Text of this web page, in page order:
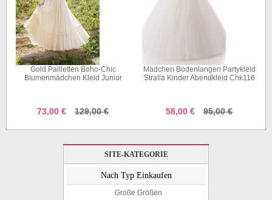
Gold Pailletten Boho-Chic
Blumenmädchen Kleid Junior
73,00 € 129,00 €
Mädchen Bodenlangen Partykleid
Stralia Kinder Abendkleid Chk116
58,00 € 95,00 €
SITE-KATEGORIE
Nach Typ Einkaufen
Große Größen